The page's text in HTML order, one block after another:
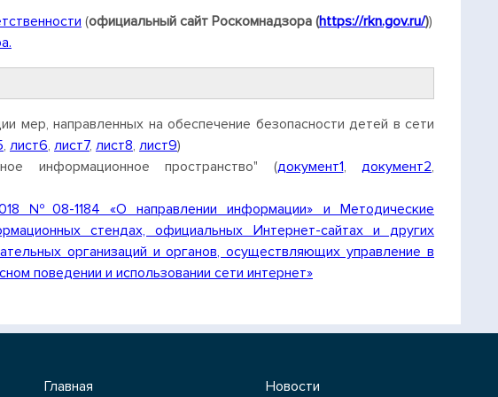
(официальный сайт Роскомнадзора (https://rkn.gov.ru/))
мер, направленных на обеспечение безопасности детей в сети
, лист6, лист7, лист8, лист9)
информационное пространство" (документ1, документ2,
№08-1184 «О направлении информации» и Методические
стендах, официальных Интернет-сайтах и других
организаций и органов, осуществляющих управление в
поведении и использовании сети интернет»
Главная Новости